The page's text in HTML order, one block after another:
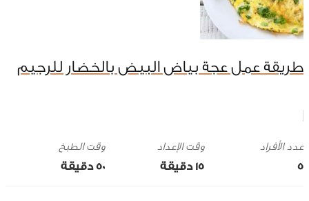
طريقة عمل عجة بياض البيض بالخضار للرجيم
5
وقت الإعداد
15 ‎دقيقة
وقت الطبخ
50 ‎دقيقة